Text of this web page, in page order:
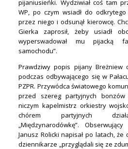
pijaniusieńki. Wydziwiał coś tam
WP, po czym wsiadł do
przez niego i odsunął kierowcę.
Gierka zaprosił, żeby usiadł
wyperswadował mu pijacką
samochodu”.
Prawdziwy popis pijany Breżniew
podczas odbywającego się w
PZPR. Przywódca światowego
przed szereg partyjnych bonzów
niczym kapelmistrz orkiestry
chórem partyjnych
„Międzynarodówkę”.
Janusz Rolicki napisał po latach, że
dziennikarze „przyglądali się ze